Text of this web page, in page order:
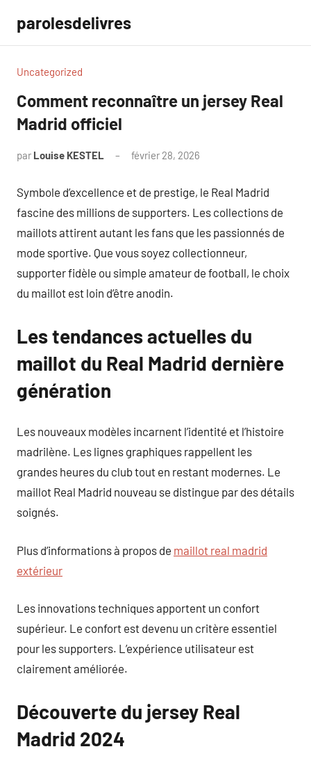
contenu
parolesdelivres
Uncategorized
Comment reconnaître un jersey Real
Madrid officiel
par Louise KESTEL février 28, 2026
Symbole d’excellence et de prestige, le Real Madrid
fascine des millions de supporters. Les collections de
maillots attirent autant les fans que les passionnés de
mode sportive. Que vous soyez collectionneur,
supporter fidèle ou simple amateur de football, le choix
du maillot est loin d’être anodin.
Les tendances actuelles du
maillot du Real Madrid dernière
génération
Les nouveaux modèles incarnent l’identité et l’histoire
madrilène. Les lignes graphiques rappellent les
grandes heures du club tout en restant modernes. Le
maillot Real Madrid nouveau se distingue par des détails
soignés.
Plus d’informations à propos de maillot real madrid
extérieur
Les innovations techniques apportent un confort
supérieur. Le confort est devenu un critère essentiel
pour les supporters. L’expérience utilisateur est
clairement améliorée.
Découverte du jersey Real
Madrid 2024